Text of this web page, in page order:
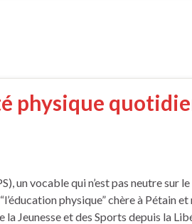
physique
un vocable qui n’est pas neutre sur
physique” chère à Pétain
Jeunesse et des Sports depuis la